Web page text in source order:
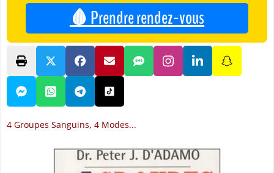
🩸 Prendre rendez-vous
4 Groupes Sanguins, 4 Modes...